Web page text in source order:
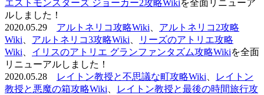
エストモンスターズ ジョーカー2攻略Wikiを全面リニューア
ルしました！
2020.05.29 アルトネリコ攻略Wiki
アルトネリコ2攻略
Wiki
アルトネリコ3攻略Wiki
リーズのアトリエ攻略
Wiki
イリスのアトリエ グランファンタズム攻略Wikiを全面
リニューアルしました！
2020.05.28
レイトン教授と不思議な町攻略Wiki
レイトン
教授と悪魔の箱攻略Wiki
レイトン教授と最後の時間旅行攻